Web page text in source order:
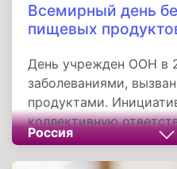
Всемирный день
пищевых
День учрежден ООН в
заболеваниями,
продуктами.
коллективную
производителей и
фермы до стола».
Россия